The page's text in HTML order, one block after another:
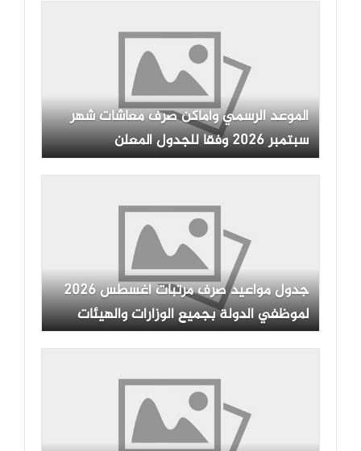
الموعد الرسمي وأماكن صرف معاشات شهر
سبتمبر 2026 وفقا للجدول المعلن
جدول مواعيد صرف مرتبات أغسطس 2026
لموظفي الدولة بجميع الوزارات والهيئات